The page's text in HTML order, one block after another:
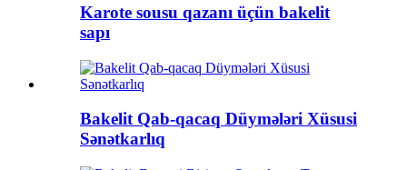
Karote sousu qazanı üçün bakelit
sapı
Bakelit Qab-qacaq Düymələri Xüsusi
Sənətkarlıq